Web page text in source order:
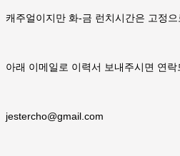
캐주얼이지만 화-금 런치시간은 고정
아래 이메일로 이력서 보내주시면 연락
jestercho@gmail.com